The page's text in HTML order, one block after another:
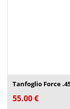
Tanfoglio Force
55.00€